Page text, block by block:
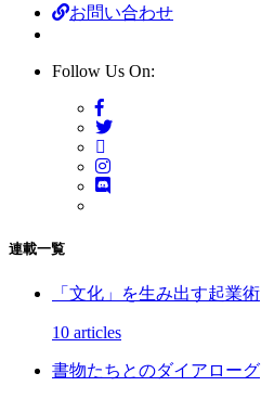
お問い合わせ
Follow Us On:
連載一覧
「文化」を生み出す起業術
10 articles
書物たちとのダイアローグ